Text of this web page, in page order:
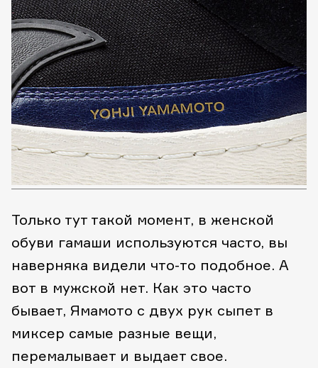
Только тут такой момент, в женской
обуви гамаши используются часто, вы
наверняка видели что-то подобное. А
вот в мужской нет. Как это часто
бывает, Ямамото с двух рук сыпет в
миксер самые разные вещи,
перемалывает и выдает свое.